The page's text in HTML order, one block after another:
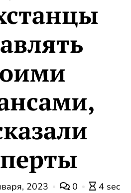
2023 0
4 sec